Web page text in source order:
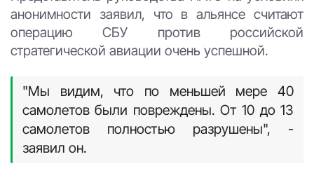
анонимности заявил, что в альянсе считают
операцию СБУ против российской
стратегической авиации очень успешной.
"Мы видим, что по меньшей мере 40
самолетов были повреждены. От 10 до 13
самолетов полностью разрушены", -
заявил он.